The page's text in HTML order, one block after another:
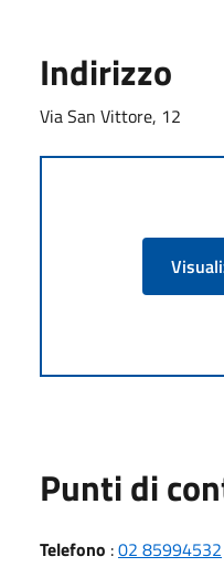
Indirizzo
Via San Vittore, 12
Punti di
Telefono :02 85994532